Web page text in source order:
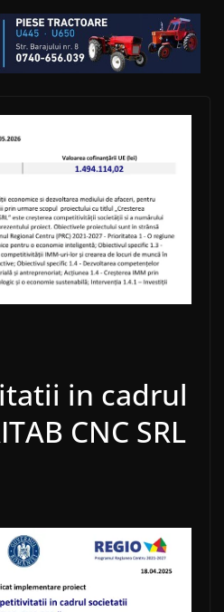
in cadrul
CNC SRL